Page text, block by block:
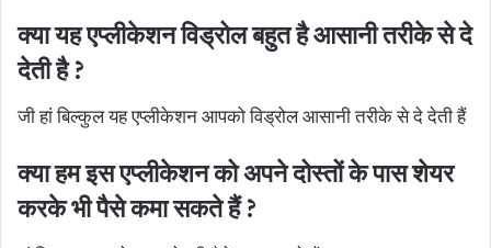
क्या यह एप्लीकेशन विड्रोल बहुत है आसानी तरीके से दे
देती है ?
जी हां बिल्कुल यह एप्लीकेशन आपको विड्रोल आसानी तरीके से दे देती हैं
क्या हम इस एप्लीकेशन को अपने दोस्तों के पास शेयर
करके भी पैसे कमा सकते हैं ?